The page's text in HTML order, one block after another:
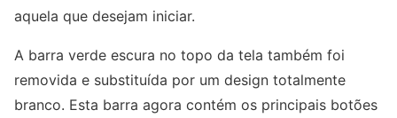
aquela que desejam iniciar.
A barra verde escura no topo da tela também foi
removida e substituída por um design totalmente
branco. Esta barra agora contém os principais botões